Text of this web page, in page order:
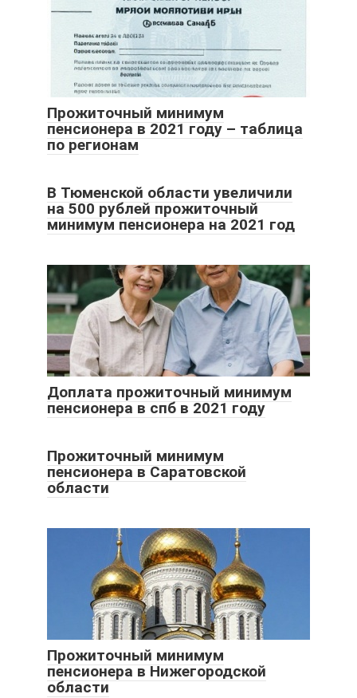
Прожиточный минимум
пенсионера в 2021 году – таблица
по регионам
В Тюменской области увеличили
на 500 рублей прожиточный
минимум пенсионера на 2021 год
Доплата прожиточный минимум
пенсионера в спб в 2021 году
Прожиточный минимум
пенсионера в Саратовской
области
Прожиточный минимум
пенсионера в Нижегородской
области